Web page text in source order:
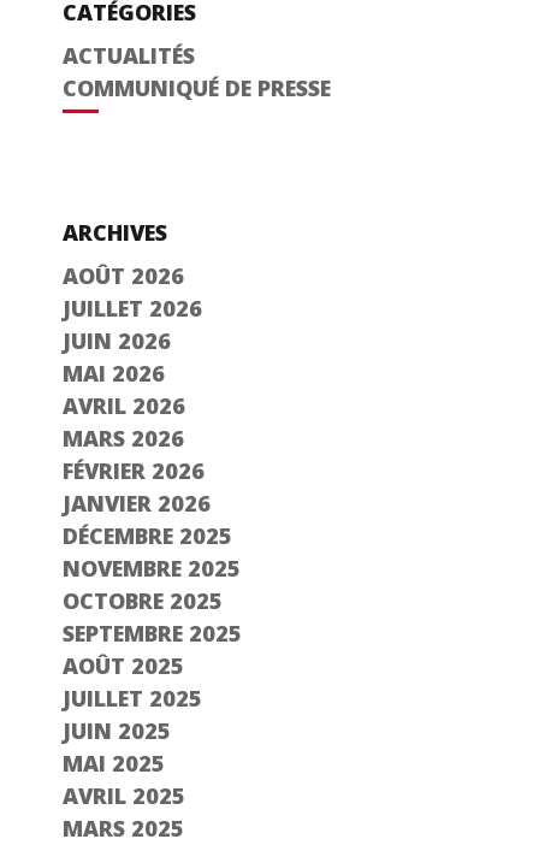
CATÉGORIES
ACTUALITÉS
COMMUNIQUÉ DE PRESSE
ARCHIVES
AOÛT 2026
JUILLET 2026
JUIN 2026
MAI 2026
AVRIL 2026
MARS 2026
FÉVRIER 2026
JANVIER 2026
DÉCEMBRE 2025
NOVEMBRE 2025
OCTOBRE 2025
SEPTEMBRE 2025
AOÛT 2025
JUILLET 2025
JUIN 2025
MAI 2025
AVRIL 2025
MARS 2025